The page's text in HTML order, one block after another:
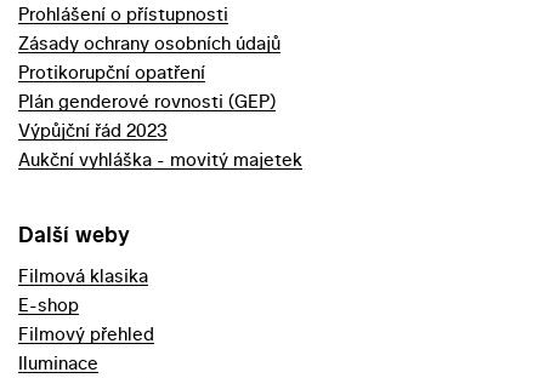
Prohlášení o přístupnosti
Zásady ochrany osobních údajů
Protikorupční opatření
Plán genderové rovnosti (GEP)
Výpůjční řád 2023
Aukční vyhláška - movitý majetek
Další weby
Filmová klasika
E-shop
Filmový přehled
Iluminace